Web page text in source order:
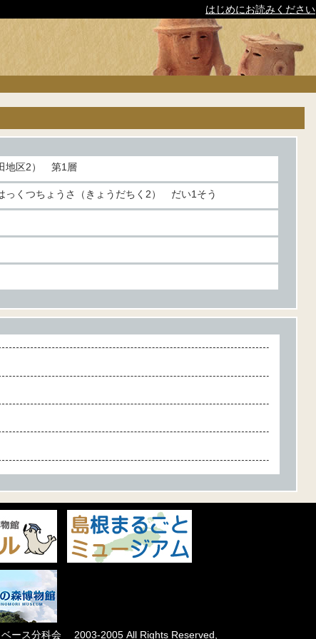
はじめにお読みください
地区2） 第1層
っくつちょうさ（きょうだちく2） だい1そう
ース分科会 2003-2005 All Rights Reserved,